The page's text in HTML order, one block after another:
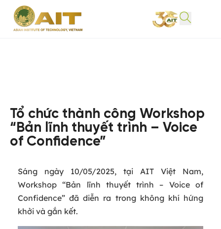
Tổ chức thành công Workshop
“Bản lĩnh thuyết trình – Voice
of Confidence”
Sáng ngày 10/05/2025, tại AIT Việt Nam,
Workshop “Bản lĩnh thuyết trình – Voice of
Confidence” đã diễn ra trong không khí hứng
khởi và gắn kết.